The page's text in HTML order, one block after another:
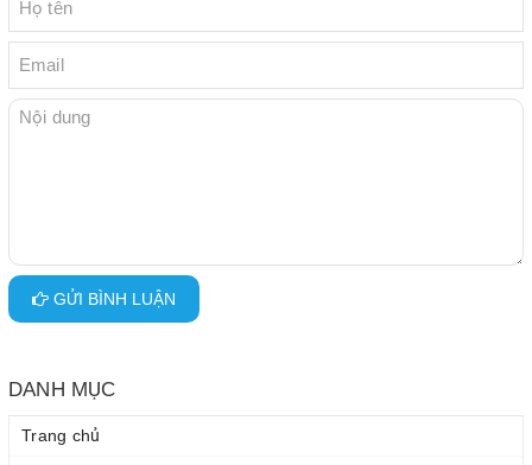
GỬI BÌNH LUẬN
DANH MỤC
Trang chủ